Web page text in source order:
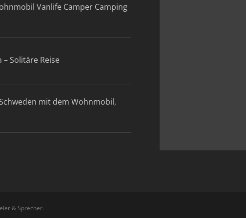
Vanlife Camper Camping
Solitäre Reise
mit dem Wohnmobil,
& Sprecher.